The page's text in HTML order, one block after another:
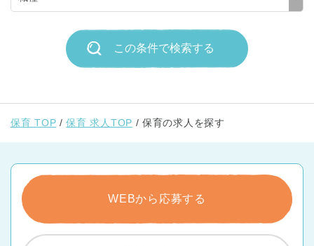
この条件で検索する
保育 TOP 保育 求人TOP 保育の求人を探す
WEBから応募する